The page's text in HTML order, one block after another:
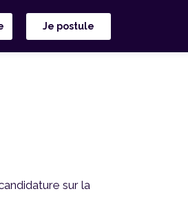
Je postule
sur la